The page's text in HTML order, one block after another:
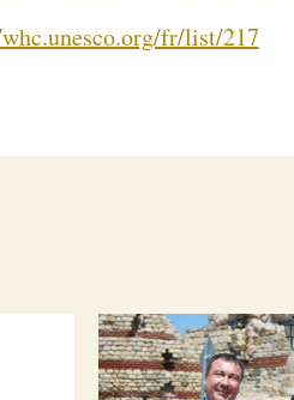
fr/list/217